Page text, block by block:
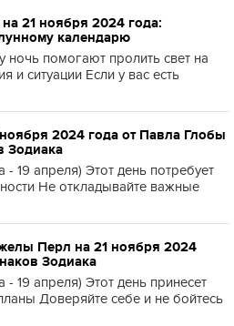
21 ноября 2024 года:
календарю
ночь помогают пролить свет на
и ситуации Если у вас есть
2024 года от Павла Глобы
Зодиака
- 19 апреля) Этот день потребует
Не откладывайте важные
Перл на 21 ноября 2024
Зодиака
- 19 апреля) Этот день принесет
Доверяйте себе и не бойтесь